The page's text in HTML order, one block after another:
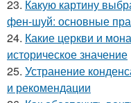
23. Какую картину
фен-шуй: основные
24. Какие церкви и
историческое значение
25. Устранение
и рекомендации